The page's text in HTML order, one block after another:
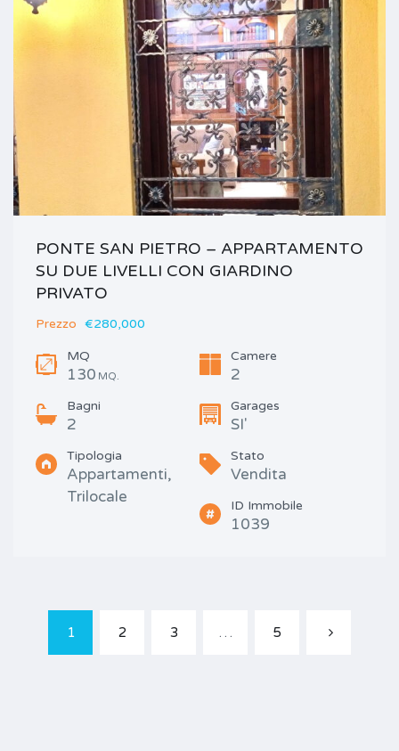
PONTE SAN PIETRO – APPARTAMENTO
SU DUE LIVELLI CON GIARDINO
PRIVATO
Prezzo €280,000
MQ
130 MQ.
Camere
2
Bagni
2
Garages
SI'
Tipologia
Appartamenti,
Trilocale
Stato
Vendita
ID Immobile
1039
1 2 3 … 5